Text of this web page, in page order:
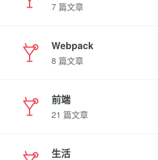
7 篇文章
Webpack
8 篇文章
前端
21 篇文章
生活